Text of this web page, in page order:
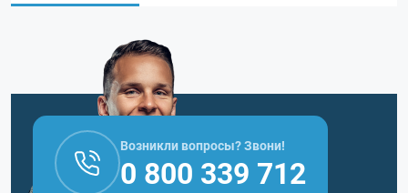
Возникли вопросы? Звони!
0 800 339 712